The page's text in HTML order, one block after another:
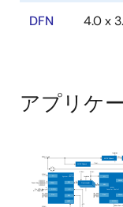
DFN 4.0 x
アプリケ